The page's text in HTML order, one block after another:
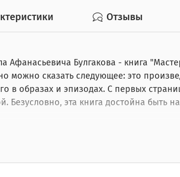
Отзывы
Афaнасьевича Булгакова - книга
можно сказать следующее: это
в образах и эпизодах. С первых
эта книга достойна быть